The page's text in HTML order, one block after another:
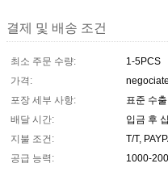
결제 및 배송 조건
최소 주문 수량:
1-5PCS
가격:
포장 세부 사항:
표준 수
배달 시간:
입금 후
지불 조건:
T/T,
공급 능력:
1000-